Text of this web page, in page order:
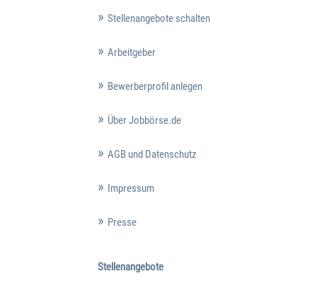
Stellenangebote schalten
Arbeitgeber
Bewerberprofil anlegen
Über Jobbörse.de
AGB und Datenschutz
Impressum
Presse
Stellenangebote